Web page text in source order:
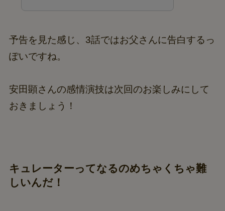
予告を見た感じ、3話ではお父さんに告白するっ
ぽいですね。
安田顕さんの感情演技は次回のお楽しみにして
おきましょう！
キュレーターってなるのめちゃくちゃ難
しいんだ！